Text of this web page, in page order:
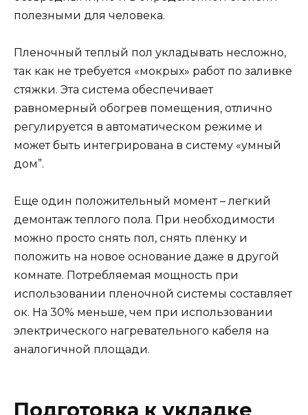
полезными для человека.
Пленочный теплый пол укладывать несложно,
так как не требуется «мокрых» работ по заливке
стяжки. Эта система обеспечивает
равномерный обогрев помещения, отлично
регулируется в автоматическом режиме и
может быть интегрирована в систему «умный
дом”.
Еще один положительный момент – легкий
демонтаж теплого пола. При необходимости
можно просто снять пол, снять пленку и
положить на новое основание даже в другой
комнате. Потребляемая мощность при
использовании пленочной системы составляет
ок. На 30% меньше, чем при использовании
электрического нагревательного кабеля на
аналогичной площади.
Подготовка к укладке